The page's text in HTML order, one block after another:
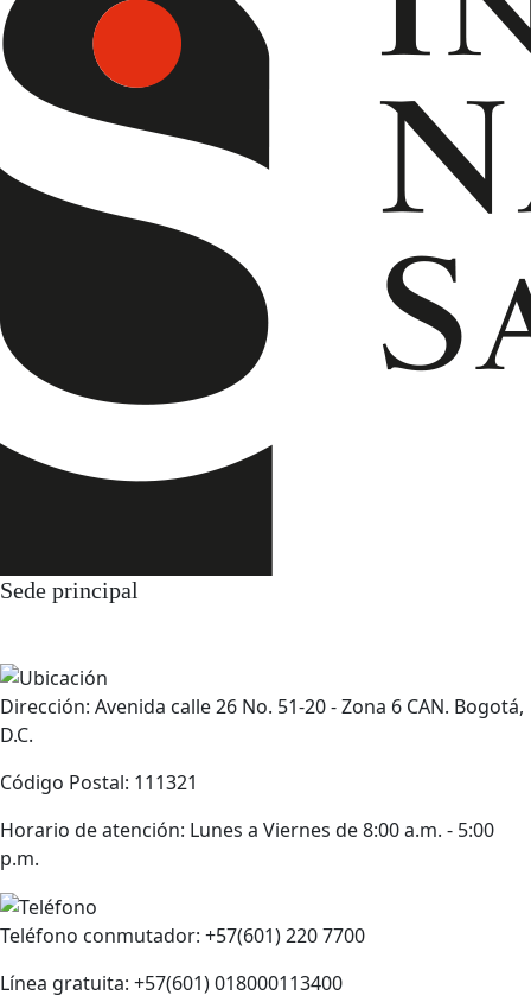
Sede principal
Dirección: Avenida calle 26 No. 51-20 - Zona 6 CAN. Bogotá,
D.C.
Código Postal: 111321
Horario de atención: Lunes a Viernes de 8:00 a.m. - 5:00
p.m.
Teléfono conmutador: +57(601) 220 7700
Línea gratuita: +57(601) 018000113400